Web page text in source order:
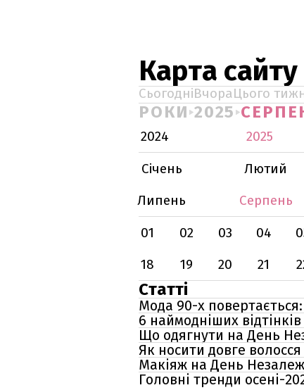
Карта сайту
СьогодніВчораЦього
РОКИ 2025
2024 2025
Січень
Лютий
Липень
Серпень
01
02 03 04
18
19 20 21
Статті
Мода 90-х
6 наймодніших
Що одягнути на День
Як носити довге
Макіяж на День
Головні тренди осені-